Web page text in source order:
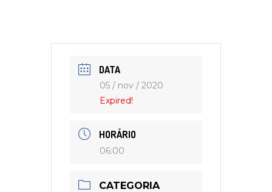
DATA
05 / nov / 2020
Expired!
HORÁRIO
06:00
CATEGORIA